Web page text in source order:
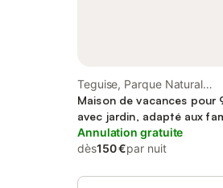
Teguise, Parque Natural
Archipiélago Chinijo
Maison de vacances pour
avec jardin, adapté aux
Annulation gratuite
dès150 €par nuit